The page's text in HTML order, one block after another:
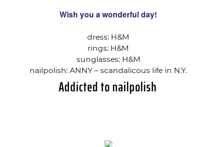
Wish you a wonderful day!
dress: H&M
rings: H&M
sunglasses: H&M
nailpolish: ANNY – scandalicous life in N.Y.
Addicted to nailpolish